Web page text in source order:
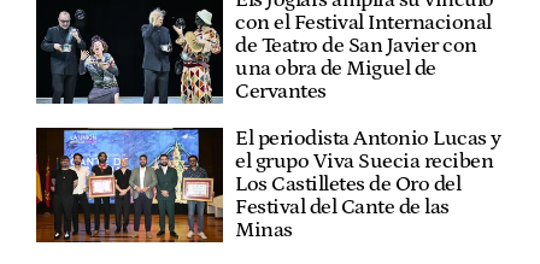
con el Festival Internacional
de Teatro de San Javier con
una obra de Miguel de
Cervantes
El periodista Antonio Lucas y
el grupo Viva Suecia reciben
Los Castilletes de Oro del
Festival del Cante de las
Minas